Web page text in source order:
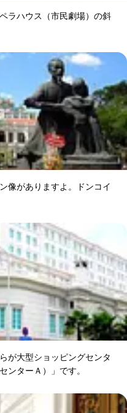
ラハウス（市民劇場）の斜
像がありますよ。ドンコイ
が大型ショッピングセンタ
ンターＡ）」です。